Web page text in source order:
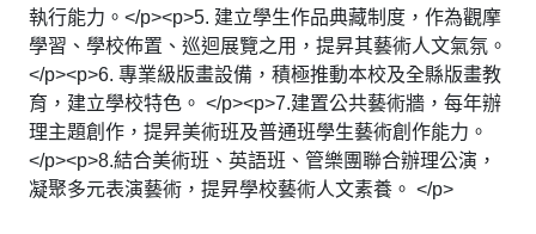
執行能力。</p><p>5. 建立學生作品典藏制度，作為觀摩
學習、學校佈置、巡迴展覽之用，提昇其藝術人文氣氛。
</p><p>6. 專業級版畫設備，積極推動本校及全縣版畫教
育，建立學校特色。 </p><p>7.建置公共藝術牆，每年辦
理主題創作，提昇美術班及普通班學生藝術創作能力。
</p><p>8.結合美術班、英語班、管樂團聯合辦理公演，
凝聚多元表演藝術，提昇學校藝術人文素養。 </p>